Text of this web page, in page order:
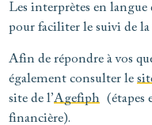
Les interprètes en langue
pour faciliter le suivi de
Afin de répondre à vos
également consulter le
site de l’Agefiph
(étapes
financière).